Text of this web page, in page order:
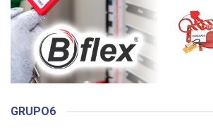
GRUPO6